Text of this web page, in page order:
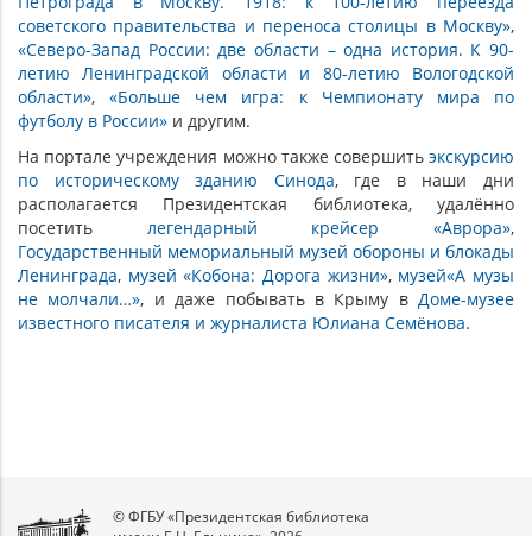
советского правительства и переноса столицы в Москву»,
«Северо-Запад России: две области – одна история. К 90-
летию Ленинградской области и 80-летию Вологодской
области»,«Больше чем игра: к Чемпионату мира по
футболу в России» и другим.
На портале учреждения можно также совершить экcкурсию
по историческому зданию Синода, где в наши дни
располагается Президентская библиотека, удалённо
посетить легендарный крейсер «Аврора»,
Государственный мемориальный музей обороны и блокады
Ленинграда, музей «Кобона: Дорога жизни», музей«А музы
не молчали…», и даже побывать в Крыму в Доме-музее
известного писателя и журналиста Юлиана Семёнова.
© ФГБУ «Президентская библиотека